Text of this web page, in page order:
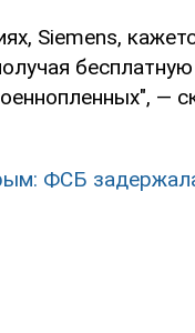
Siemens,
—
ФСБ